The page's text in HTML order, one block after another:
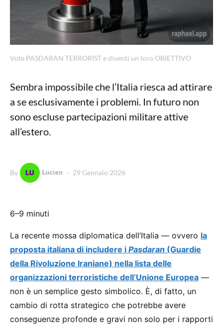
Vote PASDARAN TERRORIST e diventi un loro OBIETTIVO
Sembra impossibile che l’Italia riesca ad attirare
a se esclusivamente i problemi. In futuro non
sono escluse partecipazioni militare attive
all’estero.
By Lucien 29 Gennaio 2026
6–9 minuti
La recente mossa diplomatica dell’Italia — ovvero la
proposta italiana di includere i Pasdaran (Guardie
della Rivoluzione Iraniane) nella lista delle
organizzazioni terroristiche dell’Unione Europea —
non è un semplice gesto simbolico. È, di fatto, un
cambio di rotta strategico che potrebbe avere
conseguenze profonde e gravi non solo per i rapporti